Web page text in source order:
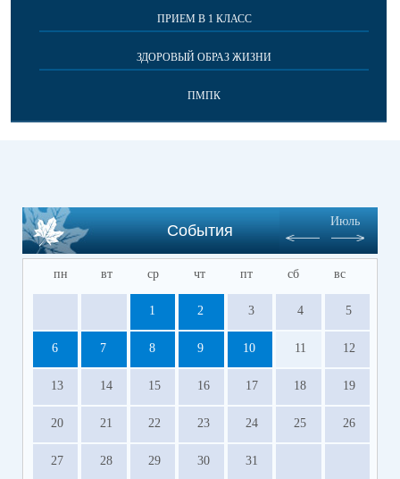
ПРИЕМ В 1 КЛАСС
ЗДОРОВЫЙ ОБРАЗ ЖИЗНИ
ПМПК
События
Июль
пн вт ср чт пт сб вс
1 2 3 4 5
6 7 8 9 10 11 12
13 14 15 16 17 18 19
20 21 22 23 24 25 26
27 28 29 30 31